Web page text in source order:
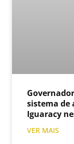
sistema de
Iguaracy
VER MAIS